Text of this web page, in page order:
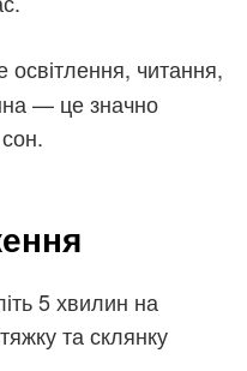
освітлення, читання,
— це значно
5 хвилин на
та склянку